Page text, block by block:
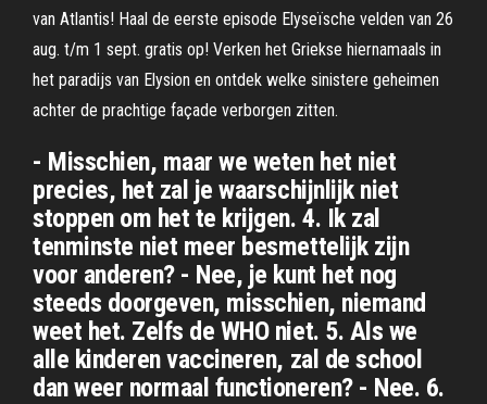
van Atlantis! Haal de eerste episode Elyseïsche velden van 26
aug. t/m 1 sept. gratis op! Verken het Griekse hiernamaals in
het paradijs van Elysion en ontdek welke sinistere geheimen
achter de prachtige façade verborgen zitten.
- Misschien, maar we weten het niet
precies, het zal je waarschijnlijk niet
stoppen om het te krijgen. 4. Ik zal
tenminste niet meer besmettelijk zijn
voor anderen? - Nee, je kunt het nog
steeds doorgeven, misschien, niemand
weet het. Zelfs de WHO niet. 5. Als we
alle kinderen vaccineren, zal de school
dan weer normaal functioneren? - Nee. 6.